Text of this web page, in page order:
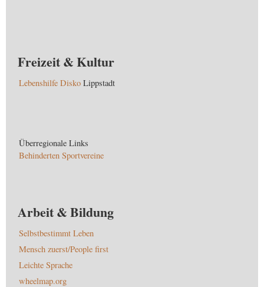
Freizeit & Kultur
Lebenshilfe Disko Lippstadt
Überregionale Links
Behinderten Sportvereine
Arbeit & Bildung
Selbstbestimmt Leben
Mensch zuerst/People first
Leichte Sprache
wheelmap.org